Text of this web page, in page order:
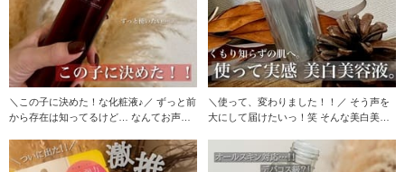
＼この子に決めた！な化粧液♪／ ずっと前
から存在は知ってるけど… なんてお声も
＼使って、変わりました！！／ そう声を
大にして届けたいっ！笑 そんな美白美容